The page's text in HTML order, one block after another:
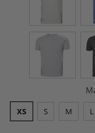
Echipamente
Echipamente
Echipamente mulgatori
Echipamente trimeri
Masti protectie
Manusi protectie
Menghine si prese
XS S M L